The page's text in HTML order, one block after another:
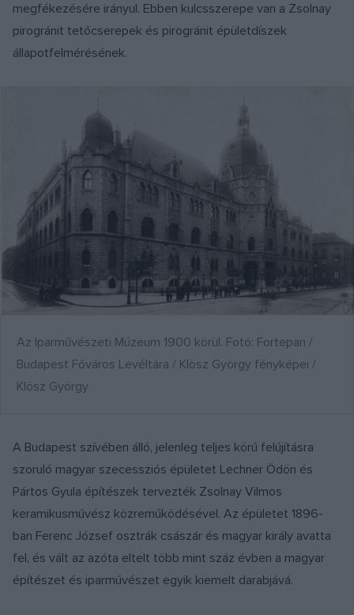
megfékezésére irányul. Ebben kulcsszerepe van a Zsolnay
pirogránit tetőcserepek és pirogránit épületdíszek
állapotfelmérésének.
Az Iparművészeti Múzeum 1900 körül. Fotó: Fortepan /
Budapest Főváros Levéltára / Klösz György fényképei /
Klösz György
A Budapest szívében álló, jelenleg teljes körű felújításra
szoruló magyar szecessziós épületet Lechner Ödön és
Pártos Gyula építészek tervezték Zsolnay Vilmos
keramikusművész közreműködésével. Az épületet 1896-
ban Ferenc József osztrák császár és magyar király avatta
fel, és vált az azóta eltelt több mint száz évben a magyar
építészet és iparművészet egyik kiemelt darabjává.